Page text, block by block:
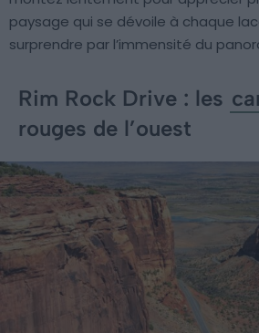
paysage qui se dévoile à chaque
surprendre par l’immensité du
Rim Rock Drive : les
rouges de l’ouest